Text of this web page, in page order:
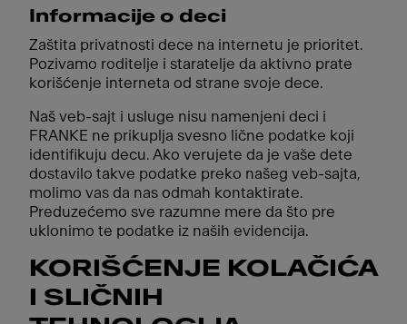
Informacije o deci
Zaštita privatnosti dece na internetu je prioritet.
Pozivamo roditelje i staratelje da aktivno prate
korišćenje interneta od strane svoje dece.
Naš veb-sajt i usluge nisu namenjeni deci i
FRANKE ne prikuplja svesno lične podatke koji
identifikuju decu. Ako verujete da je vaše dete
dostavilo takve podatke preko našeg veb-sajta,
molimo vas da nas odmah kontaktirate.
Preduzećemo sve razumne mere da što pre
uklonimo te podatke iz naših evidencija.
KORIŠĆENJE KOLAČIĆA
I SLIČNIH